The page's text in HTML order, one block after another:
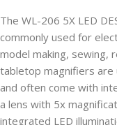
The WL-206 5X LED
commonly used for
model making, sewing,
tabletop magnifiers are
and often come with
a lens with 5x
integrated LED